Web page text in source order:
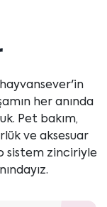
her anında
Pet bakım,
ve aksesuar
sistem zinciriyle